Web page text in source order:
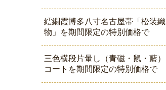
繧繝霞博多八寸名古屋帯「松装織
物」を期間限定の特別価格で
三色横段片暈し（青磁・鼠・藍）
コートを期間限定の特別価格で